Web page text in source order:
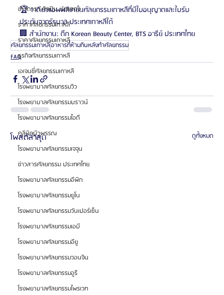
ข่าวดารา ศิลปิน นักแสดง
ราคาศัลยกรรมเกาหลี
ราคาศัลยกรรมเกาหลี
ธุรกิจศัลยกรรมเกาหลี
เอเจนซี่ศัลยกรรมเกาหลี
โรงพยาบาลศัลยกรรมวิว
โรงพยาบาลศัลยกรรมบราวน์
โรงพยาบาลศัลยกรรมไอดี
คลินิกผิวพรรณ
โรงพยาบาลศัลยกรรมเจจุน
ข่าวสารศัลยกรรม ประเทศไทย
โรงพยาบาลศัลยกรรมอีพิก
โรงพยาบาลศัลยกรรมยูโน
โรงพยาบาลศัลยกรรมวันเปอร์เซ็น
โรงพยาบาลศัลยกรรมเอบี
โรงพยาบาลศัลยกรรมอียู
โรงพยาบาลศัลยกรรมวอนจิน
โรงพยาบาลศัลยกรรมอูรี
โรงพยาบาลศัลยกรรมไพรเวท
🏆 1 เดียวแอพพลิเคชั่นศัลยกรรมเกาหลีที่มีใบอนุญาตและใบรับ
ประกันจากรัฐบาล ประเทศเกาหลีใต้
🏢 สำนักงาน: ตึก Korean Beauty Center, BTS อารีย์ ประเทศไทย
ศัลยกรรมเกาหลีอาหารที่ห้ามกินหลังทำศัลยกรรม
FAQ
โพสต์ล่าสุด ดูทั้งหมด